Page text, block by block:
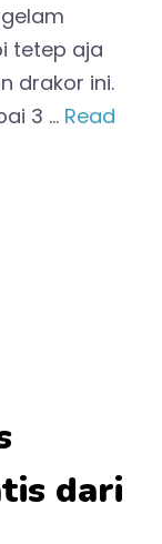
tetep aja
drakor ini.
3 … Read
dari